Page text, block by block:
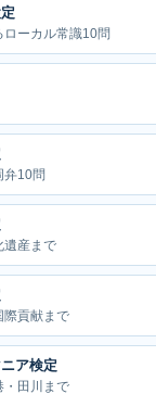
ーカル常識10問
弁10問
遺産まで
際貢献まで
ア検定
・田川まで